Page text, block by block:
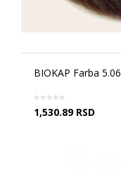
BIOKAP Farba 5.06
1,530.89 RSD